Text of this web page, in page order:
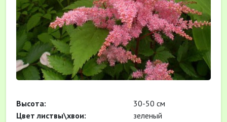
Высота:
30-50 см
Цвет листвы\хвои:
зеленый